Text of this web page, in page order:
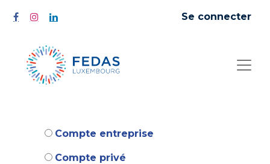
Se connecter
Compte entreprise
Compte privé